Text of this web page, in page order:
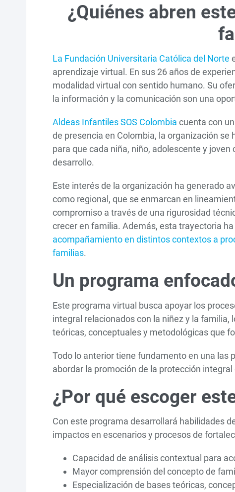
¿Quiénes abren
La Fundación Universitaria Católica del Norte
aprendizaje virtual. En sus 26 años de
modalidad virtual con sentido humano. Su
la información y la comunicación son una
Aldeas Infantiles SOS Colombia cuenta con
de presencia en Colombia, la organización
para que cada niña, niño, adolescente y
desarrollo.
Este interés de la organización ha generado
como regional, que se enmarcan en
compromiso a través de una rigurosidad
crecer en familia. Además, esta trayectoria
acompañamiento en distintos contextos a
familias.
Un programa
Este programa virtual busca apoyar los
integral relacionados con la niñez y la
teóricas, conceptuales y metodológicas que
Todo lo anterior tiene fundamento en una las
abordar la promoción de la protección
¿Por qué escoger
Con este programa desarrollará habilidades
impactos en escenarios y procesos de
Capacidad de análisis contextual para
Mayor comprensión del concepto de
Especialización de bases teóricas,